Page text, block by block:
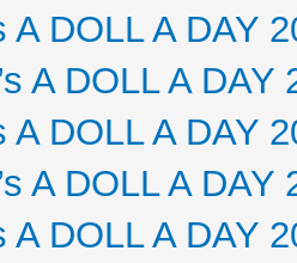
A DOLL A DAY
A DOLL A DAY
A DOLL A DAY
A DOLL A DAY
A DOLL A DAY